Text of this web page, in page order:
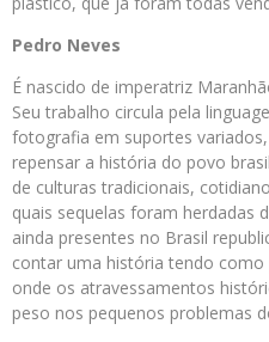
Pedro Neves
É nascido de imperatriz
Seu trabalho circula pela
fotografia em suportes
repensar a história do povo
de culturas tradicionais,
quais sequelas foram herdadas
ainda presentes no Brasil
contar uma história tendo
onde os atravessamentos
peso nos pequenos problemas